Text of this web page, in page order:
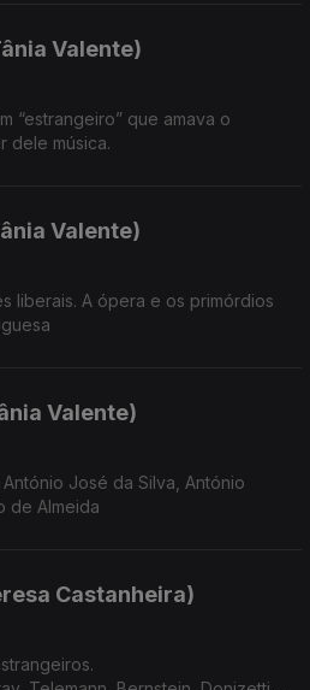
Valente)
“estrangeiro” que amava o
dele música.
Valente)
liberais. A ópera e os primórdios
Valente)
António José da Silva, António
de Almeida
Castanheira)